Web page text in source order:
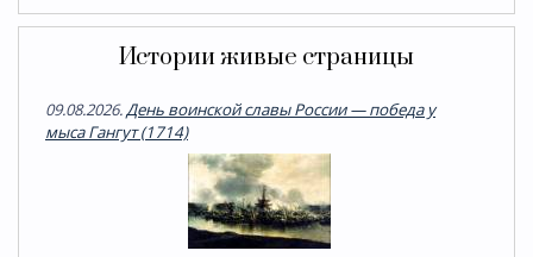
Истории живые страницы
09.08.2026.День воинской славы России — победа у
мыса Гангут (1714)